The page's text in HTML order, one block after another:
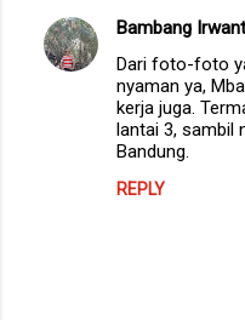
C
Bambang
Dari foto-foto
nyaman ya,
kerja juga.
lantai 3, sambil
Bandung.
REPLY